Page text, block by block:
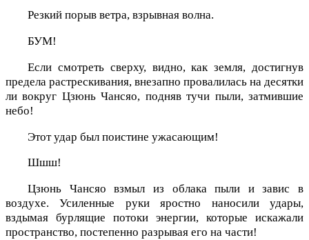
Резкий порыв ветра, взрывная волна.
БУМ!
Если смотреть сверху, видно, как земля, достигнув
предела растрескивания, внезапно провалилась на десятки
ли вокруг Цзюнь Чансяо, подняв тучи пыли, затмившие
небо!
Этот удар был поистине ужасающим!
Шшш!
Цзюнь Чансяо взмыл из облака пыли и завис в
воздухе. Усиленные руки яростно наносили удары,
вздымая бурлящие потоки энергии, которые искажали
пространство, постепенно разрывая его на части!